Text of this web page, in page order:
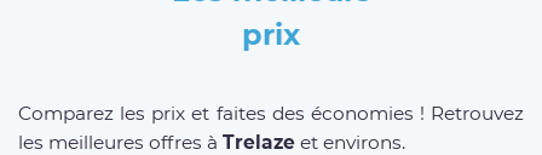
prix
Comparez les prix et faites des économies ! Retrouvez
les meilleures offres à Trelaze et environs.